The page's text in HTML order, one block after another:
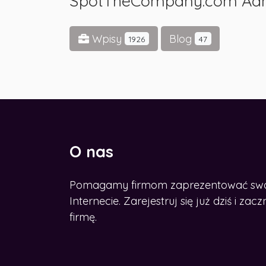
Wpisy 1926 Blog 47
O nas
Pomagamy firmom zaprezentować
Internecie. Zarejestruj się już dziś i
firmę.
CHCESZ ROZWINĄĆ BIZNES W
SIECI?
Zdobądź nasz e-book